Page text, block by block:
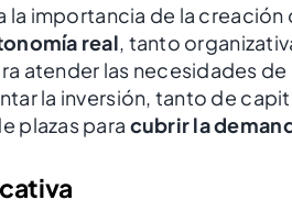
la importancia de la
real, tanto
atender las necesidades
la inversión, tanto de
plazas para cubrir la